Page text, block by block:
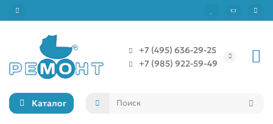
+7 (495) 636-29-25
+7 (985) 922-59-49
Каталог